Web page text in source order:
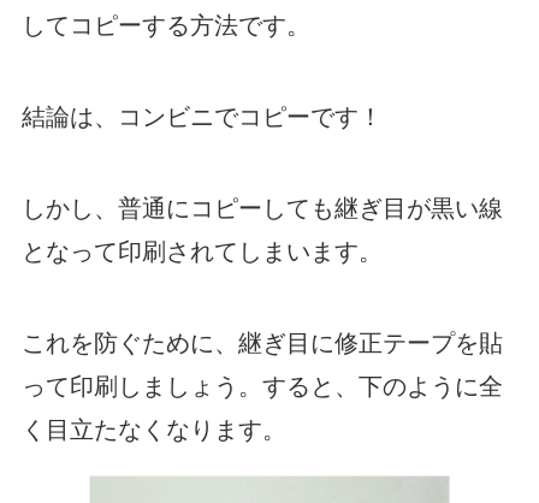
してコピーする方法です。
結論は、コンビニでコピーです！
しかし、普通にコピーしても継ぎ目が黒い線
となって印刷されてしまいます。
これを防ぐために、継ぎ目に修正テープを貼
って印刷しましょう。すると、下のように全
く目立たなくなります。